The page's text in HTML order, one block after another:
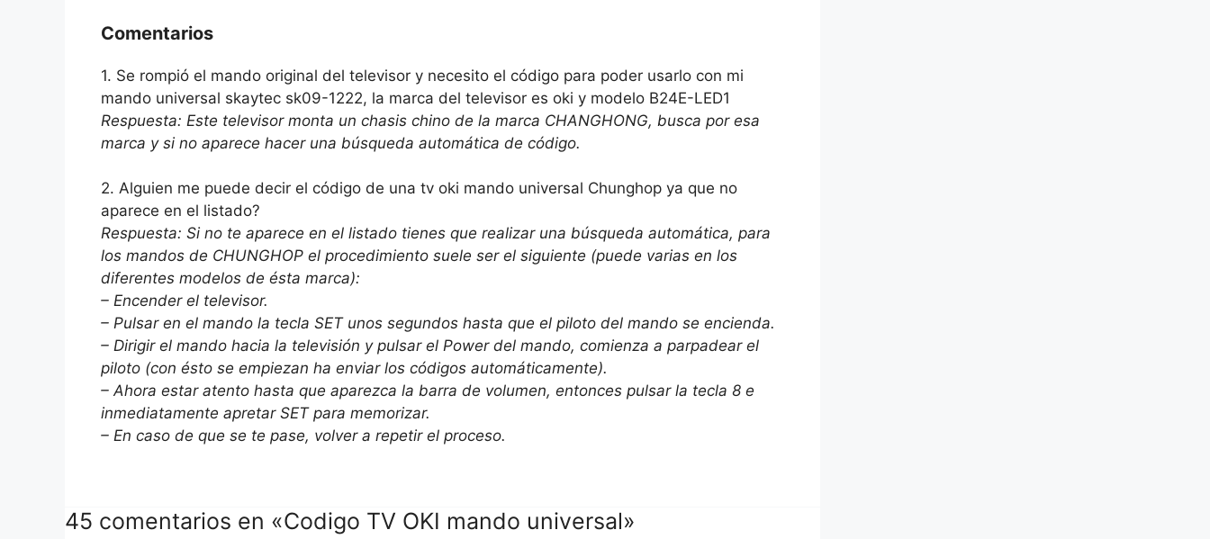
Comentarios
1. Se rompió el mando original del televisor y necesito el código para poder usarlo con mi
mando universal skaytec sk09-1222, la marca del televisor es oki y modelo B24E-LED1
Respuesta: Este televisor monta un chasis chino de la marca CHANGHONG, busca por esa
marca y si no aparece hacer una búsqueda automática de código.
2. Alguien me puede decir el código de una tv oki mando universal Chunghop ya que no
aparece en el listado?
Respuesta: Si no te aparece en el listado tienes que realizar una búsqueda automática, para
los mandos de CHUNGHOP el procedimiento suele ser el siguiente (puede varias en los
diferentes modelos de ésta marca):
– Encender el televisor.
– Pulsar en el mando la tecla SET unos segundos hasta que el piloto del mando se encienda.
– Dirigir el mando hacia la televisión y pulsar el Power del mando, comienza a parpadear el
piloto (con ésto se empiezan ha enviar los códigos automáticamente).
– Ahora estar atento hasta que aparezca la barra de volumen, entonces pulsar la tecla 8 e
inmediatamente apretar SET para memorizar.
– En caso de que se te pase, volver a repetir el proceso.
45 comentarios en «Codigo TV OKI mando universal»